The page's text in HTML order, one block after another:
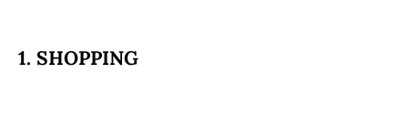
1. SHOPPING